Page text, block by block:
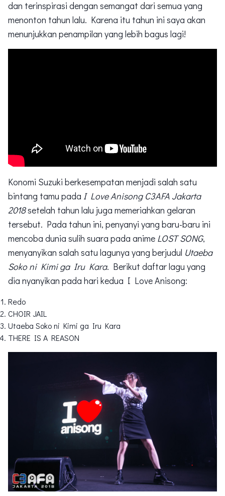
dan terinspirasi dengan semangat dari semua yang
menonton tahun lalu. Karena itu tahun ini saya akan
menunjukkan penampilan yang lebih bagus lagi!
Konomi Suzuki berkesempatan menjadi salah satu
bintang tamu pada I Love Anisong C3AFA Jakarta
2018setelah tahun lalu juga memeriahkan gelaran
tersebut. Pada tahun ini, penyanyi yang baru-baru ini
mencoba dunia sulih suara pada anime LOST SONG,
menyanyikan salah satu lagunya yang berjudul Utaeba
Soko ni Kimi ga Iru Kara. Berikut daftar lagu yang
dia nyanyikan pada hari kedua I Love Anisong:
Redo
CHOIR JAIL
Utaeba Soko ni Kimi ga Iru Kara
THERE IS A REASON